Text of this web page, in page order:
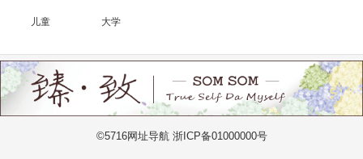
儿童 大学
©5716网址导航 浙ICP备01000000号